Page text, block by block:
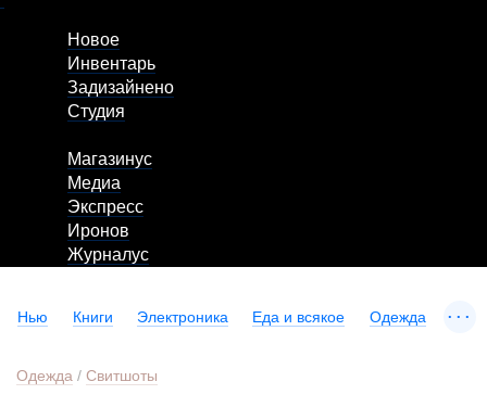
Новое
Инвентарь
Задизайнено
Студия
Магазинус
Медиа
Экспресс
Иронов
Журналус
Нью Книги Электроника Еда и всякое Одежда ...
Одежда / Свитшоты